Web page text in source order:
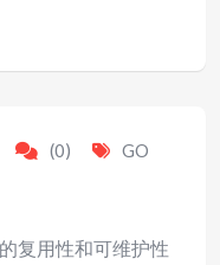
(0) GO
复用性和可维护性